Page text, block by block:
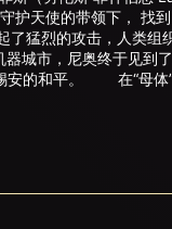
天使的带领下， 找到
猛烈的攻击，人类组
城市，尼奥终于见到
锡安的和平。 在“母体